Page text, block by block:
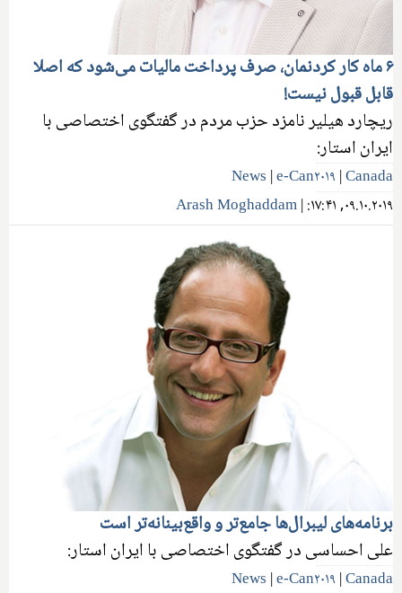
۶ ماه کار کردنمان، صرف پرداخت مالیات می‌شود که اصلا
قابل قبول نیست!
ریچارد هیلیر نامزد حزب مردم در گفتگوی اختصاصی با
ایران استار:
News |e-Can۲۰۱۹ |Canada
۰۹.۱۰.۲۰۱۹, ۱۷:۴۱:
|
Arash Moghaddam
برنامه‌های لیبرال‌ها جامع‌تر و واقع‌بینانه‌تر است
علی احساسی در گفتگوی اختصاصی با ایران استار:
News |e-Can۲۰۱۹ |Canada